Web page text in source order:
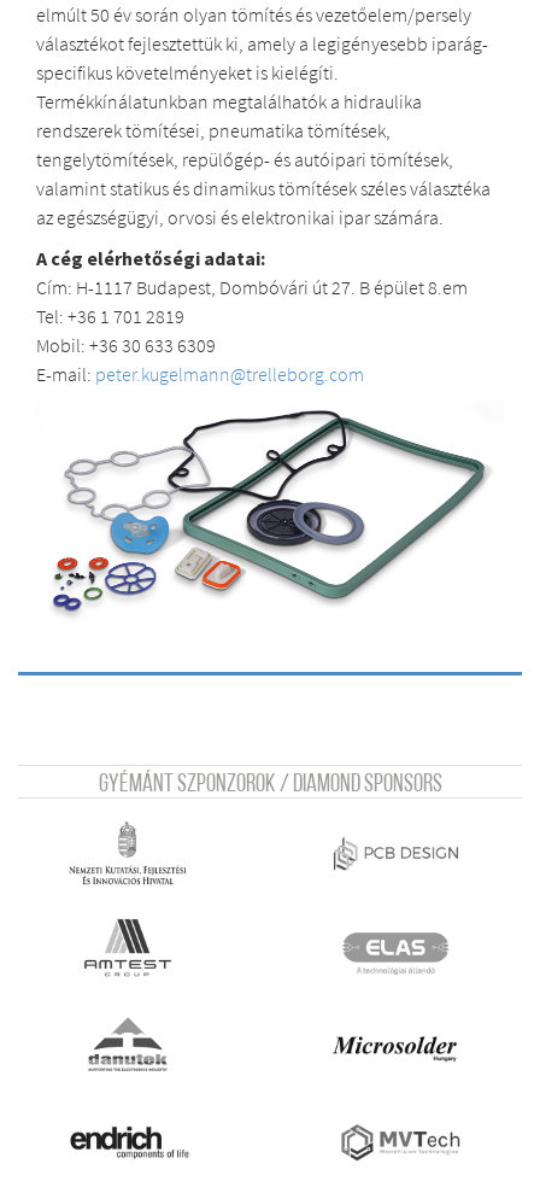
elmúlt 50 év során olyan tömítés és vezetőelem/persely
választékot fejlesztettük ki, amely a legigényesebb iparág-
specifikus követelményeket is kielégíti.
Termékkínálatunkban megtalálhatók a hidraulika
rendszerek tömítései, pneumatika tömítések,
tengelytömítések, repülőgép- és autóipari tömítések,
valamint statikus és dinamikus tömítések széles választéka
az egészségügyi, orvosi és elektronikai ipar számára.
A cég elérhetőségi adatai:
Cím: H-1117 Budapest, Dombóvári út 27. B épület 8.em
Tel: +36 1 701 2819
Mobil: +36 30 633 6309
E-mail: peter.kugelmann@trelleborg.com
Gyémánt szponzorok / Diamond sponsors